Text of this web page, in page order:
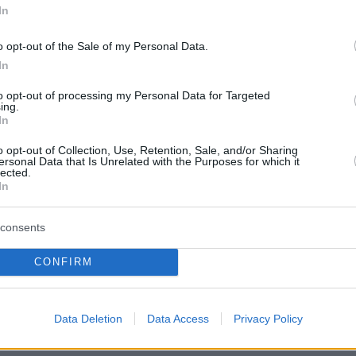
opt-out of the Sale of my Personal Data.
opt-out of processing my Personal Data for Targeted
opt-out of Collection, Use, Retention, Sale, and/or Sharing
Data that Is Unrelated with the Purposes for which it
CONFIRM
Data Deletion Data Access Privacy Policy
στην Καστοριάς
στην Π.Ε. Κέας-Κύθνου
στην Π.Ε. Λακωνίας , εκ των οποίων 2
με γνωστή συρροή
στην Π.Ε. Λάρισας
στην Π.Ε. Λέσβου, εκ των οποίων 16
με το ΚΥΤ στο Καρα Τεπέ
στην Π.Ε. Λευκάδας
στην Π.Ε. Μαγνησίας